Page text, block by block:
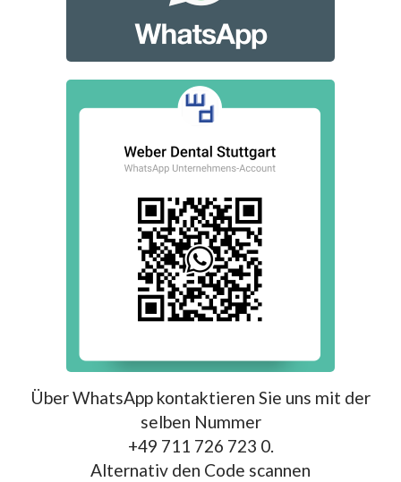
Über WhatsApp kontaktieren Sie uns mit der
selben Nummer
+49 711 726 723 0.
Alternativ den Code scannen